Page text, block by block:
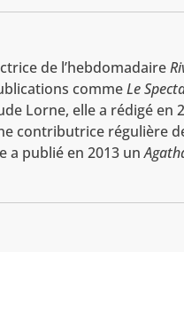
de l’hebdomadaire
commeLe
Lorne, elle a rédigé en
contributrice régulière
a publié en 2013 un